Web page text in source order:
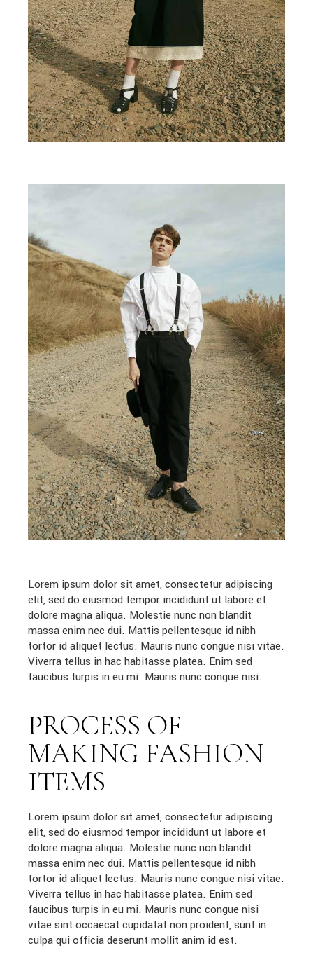
Lorem ipsum dolor sit amet, consectetur adipiscing
elit, sed do eiusmod tempor incididunt ut labore et
dolore magna aliqua. Molestie nunc non blandit
massa enim nec dui. Mattis pellentesque id nibh
tortor id aliquet lectus. Mauris nunc congue nisi vitae.
Viverra tellus in hac habitasse platea. Enim sed
faucibus turpis in eu mi. Mauris nunc congue nisi.
PROCESS OF
MAKING FASHION
ITEMS
Lorem ipsum dolor sit amet, consectetur adipiscing
elit, sed do eiusmod tempor incididunt ut labore et
dolore magna aliqua. Molestie nunc non blandit
massa enim nec dui. Mattis pellentesque id nibh
tortor id aliquet lectus. Mauris nunc congue nisi vitae.
Viverra tellus in hac habitasse platea. Enim sed
faucibus turpis in eu mi. Mauris nunc congue nisi
vitae sint occaecat cupidatat non proident, sunt in
culpa qui officia deserunt mollit anim id est.